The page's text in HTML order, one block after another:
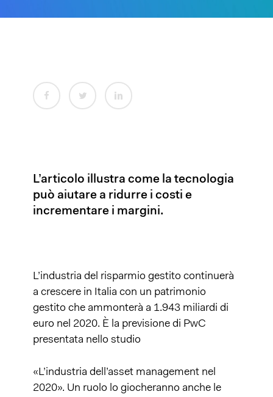
L’articolo illustra come la tecnologia
può aiutare a ridurre i costi e
incrementare i margini.
L’industria del risparmio gestito continuerà
a crescere in Italia con un patrimonio
gestito che ammonterà a 1.943 miliardi di
euro nel 2020. È la previsione di PwC
presentata nello studio
«L’industria dell’asset management nel
2020». Un ruolo lo giocheranno anche le